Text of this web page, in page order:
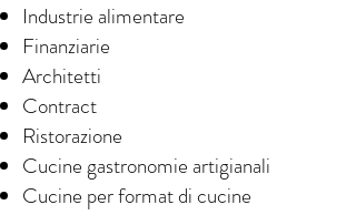
Industrie alimentare
Finanziarie
Architetti
Contract
Ristorazione
Cucine gastronomie artigianali
Cucine per format di cucine